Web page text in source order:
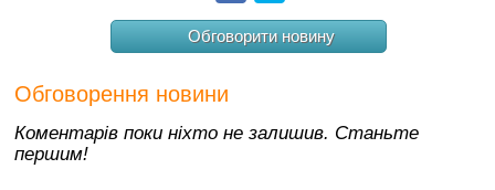
Обговорити новину
Обговорення новини
Коментарів поки ніхто не залишив. Станьте
першим!